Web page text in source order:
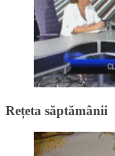
Rețeta săptămânii